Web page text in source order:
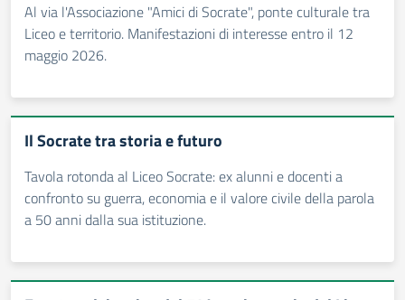
Al via l'Associazione "Amici di Socrate", ponte culturale tra
Liceo e territorio. Manifestazioni di interesse entro il 12
maggio 2026.
Il Socrate tra storia e futuro
Tavola rotonda al Liceo Socrate: ex alunni e docenti a
confronto su guerra, economia e il valore civile della parola
a 50 anni dalla sua istituzione.